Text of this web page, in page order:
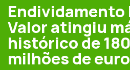
Endividamento
Valor atingiu
histórico de
milhões de